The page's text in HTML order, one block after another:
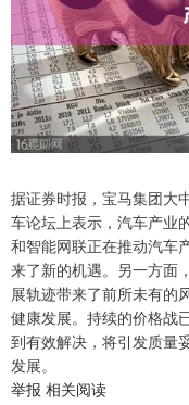
据证券时报，宝马集团大
车论坛上表示，汽车产业
和智能网联正在推动汽车
来了新的机遇。另一方面
展轨迹带来了前所未有的
健康发展。持续的价格战
到有效解决，将引发质量
发展。
举报 相关阅读